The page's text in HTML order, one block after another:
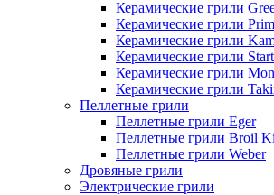
Керамические грили
Керамические грили
Керамические грили
Керамические грили
Керамические грили
Керамические грили
Пеллетные грили
Пеллетные грили Eger
Пеллетные грили Broil
Пеллетные грили Weber
Дровяные грили
Электрические грили